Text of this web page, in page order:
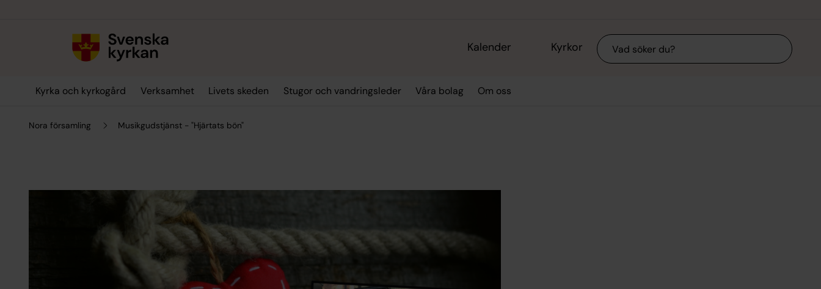
Kalender Kyrkor Sök
Kyrka och kyrkogård Verksamhet Livets skeden Stugor och vandringsleder Våra bolag Om oss
Nora församling Musikgudstjänst - "Hjärtats bön"